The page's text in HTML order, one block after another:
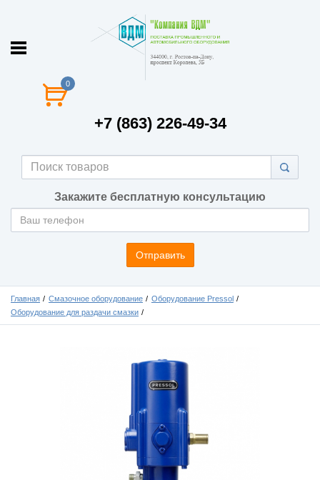
0
+7 (863) 226-49-34
Закажите бесплатную консультацию
Отправить
Главная Смазочное оборудование
Оборудование Pressol
Оборудование для раздачи смазки